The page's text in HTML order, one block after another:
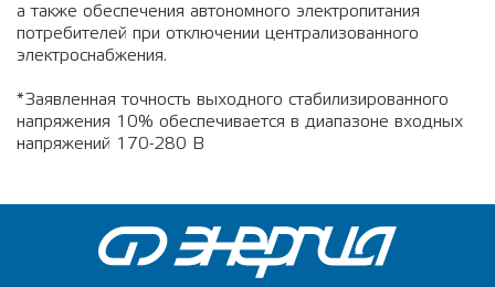
а также обеспечения автономного электропитания
потребителей при отключении централизованного
электроснабжения.
*Заявленная точность выходного стабилизированного
напряжения 10% обеспечивается в диапазоне входных
напряжений 170-280 В